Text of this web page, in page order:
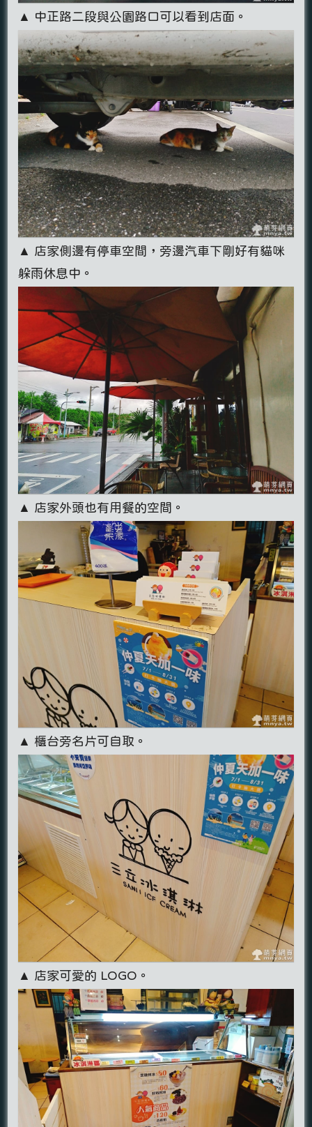
▲ 中正路二段與公園路口可以看到店面。
▲ 店家側邊有停車空間，旁邊汽車下剛好有貓咪
躲雨休息中。
▲ 店家外頭也有用餐的空間。
▲ 櫃台旁名片可自取。
▲ 店家可愛的 LOGO。